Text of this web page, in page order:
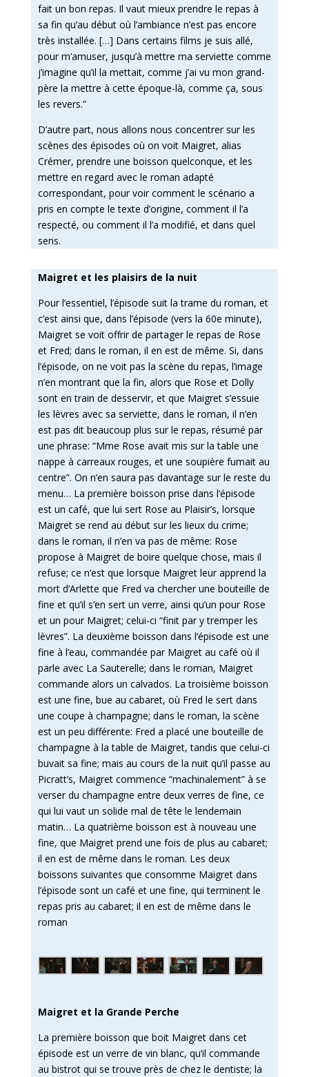
fait un bon repas. Il vaut mieux prendre le repas à
sa fin qu’au début où l’ambiance n’est pas encore
très installée. […] Dans certains films je suis allé,
pour m’amuser, jusqu’à mettre ma serviette comme
j’imagine qu’il la mettait, comme j’ai vu mon grand-
père la mettre à cette époque-là, comme ça, sous
les revers.”
D’autre part, nous allons nous concentrer sur les
scènes des épisodes où on voit Maigret, alias
Crémer, prendre une boisson quelconque, et les
mettre en regard avec le roman adapté
correspondant, pour voir comment le scénario a
pris en compte le texte d’origine, comment il l’a
respecté, ou comment il l’a modifié, et dans quel
sens.
Maigret et les plaisirs de la nuit
Pour l’essentiel, l’épisode suit la trame du roman, et
c’est ainsi que, dans l’épisode (vers la 60e minute),
Maigret se voit offrir de partager le repas de Rose
et Fred; dans le roman, il en est de même. Si, dans
l’épisode, on ne voit pas la scène du repas, l’image
n’en montrant que la fin, alors que Rose et Dolly
sont en train de desservir, et que Maigret s’essuie
les lèvres avec sa serviette, dans le roman, il n’en
est pas dit beaucoup plus sur le repas, résumé par
une phrase: “Mme Rose avait mis sur la table une
nappe à carreaux rouges, et une soupière fumait au
centre”. On n’en saura pas davantage sur le reste du
menu… La première boisson prise dans l’épisode
est un café, que lui sert Rose au Plaisir’s, lorsque
Maigret se rend au début sur les lieux du crime;
dans le roman, il n’en va pas de même: Rose
propose à Maigret de boire quelque chose, mais il
refuse; ce n’est que lorsque Maigret leur apprend la
mort d’Arlette que Fred va chercher une bouteille de
fine et qu’il s’en sert un verre, ainsi qu’un pour Rose
et un pour Maigret; celui-ci “finit par y tremper les
lèvres”. La deuxième boisson dans l’épisode est une
fine à l’eau, commandée par Maigret au café où il
parle avec La Sauterelle; dans le roman, Maigret
commande alors un calvados. La troisième boisson
est une fine, bue au cabaret, où Fred le sert dans
une coupe à champagne; dans le roman, la scène
est un peu différente: Fred a placé une bouteille de
champagne à la table de Maigret, tandis que celui-ci
buvait sa fine; mais au cours de la nuit qu’il passe au
Picratt’s, Maigret commence “machinalement” à se
verser du champagne entre deux verres de fine, ce
qui lui vaut un solide mal de tête le lendemain
matin… La quatrième boisson est à nouveau une
fine, que Maigret prend une fois de plus au cabaret;
il en est de même dans le roman. Les deux
boissons suivantes que consomme Maigret dans
l’épisode sont un café et une fine, qui terminent le
repas pris au cabaret; il en est de même dans le
roman
Maigret et la Grande Perche
La première boisson que boit Maigret dans cet
épisode est un verre de vin blanc, qu’il commande
au bistrot qui se trouve près de chez le dentiste; la